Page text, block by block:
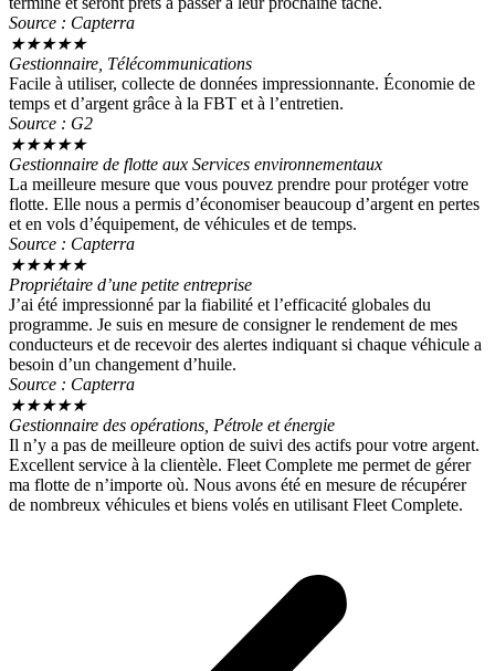
Source : Capterra
★★★★★
Gestionnaire, Télécommunications
Facile à utiliser, collecte de données impressionnante. Économie de
temps et d’argent grâce à la FBT et à l’entretien.
Source : G2
★★★★★
Gestionnaire de flotte aux Services environnementaux
La meilleure mesure que vous pouvez prendre pour protéger votre
flotte. Elle nous a permis d’économiser beaucoup d’argent en pertes
et en vols d’équipement, de véhicules et de temps.
Source : Capterra
★★★★★
Propriétaire d’une petite entreprise
J’ai été impressionné par la fiabilité et l’efficacité globales du
programme. Je suis en mesure de consigner le rendement de mes
conducteurs et de recevoir des alertes indiquant si chaque véhicule a
besoin d’un changement d’huile.
Source : Capterra
★★★★★
Gestionnaire des opérations, Pétrole et énergie
Il n’y a pas de meilleure option de suivi des actifs pour votre argent.
Excellent service à la clientèle. Fleet Complete me permet de gérer
ma flotte de n’importe où. Nous avons été en mesure de récupérer
de nombreux véhicules et biens volés en utilisant Fleet Complete.